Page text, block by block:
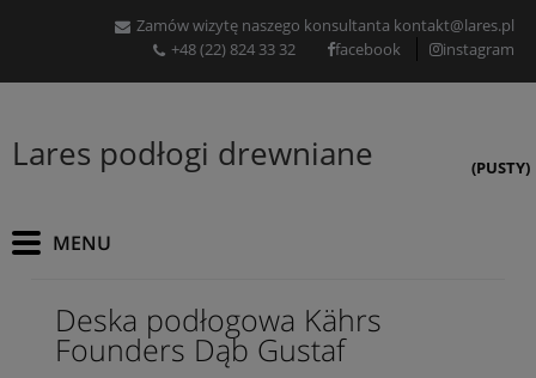
Zamów wizytę naszego konsultanta kontakt@lares.pl
+48 (22) 824 33 32
facebook instagram
Lares podłogi drewniane (PUSTY)
Deska podłogowa Kährs
Founders Dąb Gustaf